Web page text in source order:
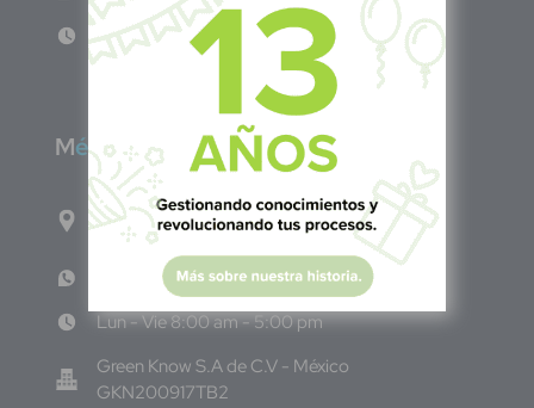
Lun - Vie 8:00am - 5:00pm
México
Calle Pitágoras 234, Col. Narvarte Poniente,
Alcaldía Benito Juárez, C.P. 03020, CDMX
WhatsApp: +52 33 140 76342
Lun - Vie 8:00 am - 5:00 pm
Green Know S.A de C.V - México
GKN200917TB2